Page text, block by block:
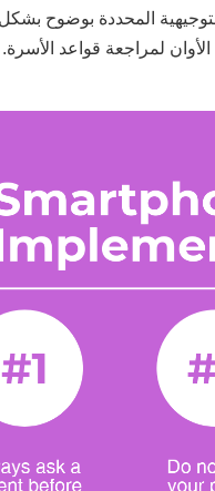
المحددة بوضوح
لمراجعة قواعد